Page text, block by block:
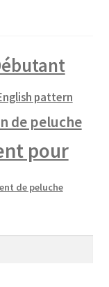
pattern
de peluche
pour
de peluche